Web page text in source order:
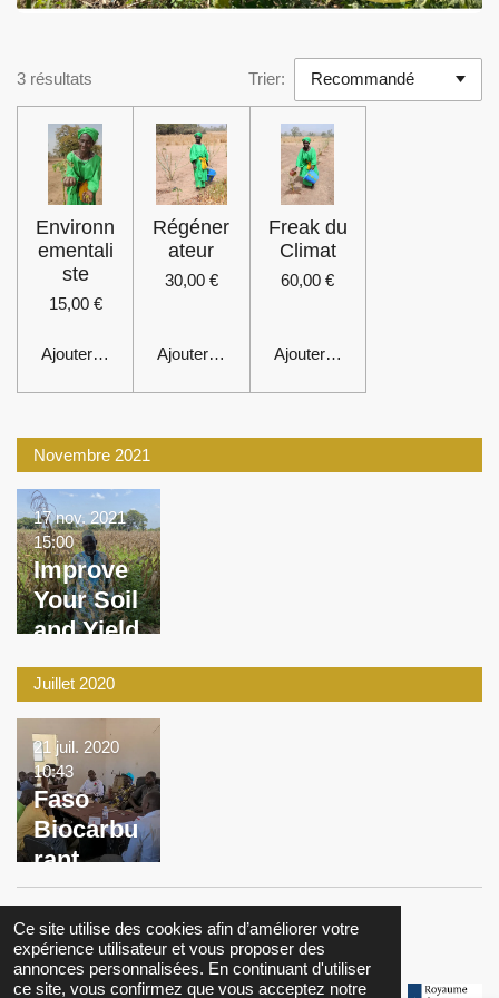
Ce site utilise des cookies afin d’améliorer votre
expérience utilisateur et vous proposer des
annonces personnalisées. En continuant d'utiliser
ce site, vous confirmez que vous acceptez notre
3 résultats Trier:
Environn
ementali
ste
15,00 €
Ajouter au panier
Régéner
ateur
30,00 €
Ajouter au panier
Freak du
Climat
60,00 €
Ajouter au panier
Novembre 2021
Improve
Your Soil
and Yield
With
FertiNee
m
17 nov. 2021
15:00
Juillet 2020
Faso
Biocarbu
rant
continue
s as
SolVert
21 juil. 2020
10:43
Partenaires